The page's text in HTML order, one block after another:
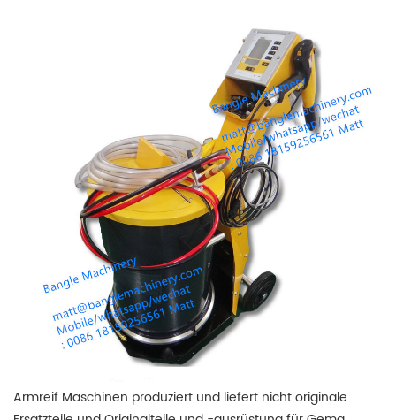
Armreif Maschinen produziert und liefert nicht originale